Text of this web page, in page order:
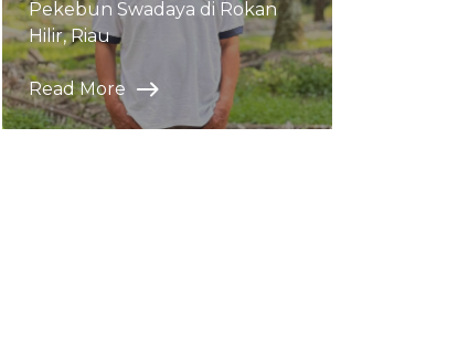
Pekebun Swadaya di Rokan
Hilir, Riau
Read More